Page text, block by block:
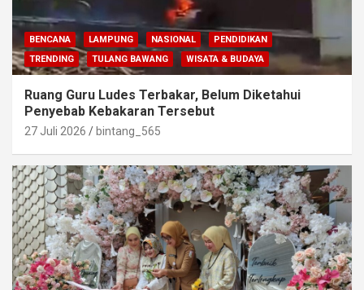
BENCANA LAMPUNG NASIONAL
PENDIDIKAN
TRENDING
TULANG BAWANG WISATA & BUDAYA
Ruang Guru Ludes Terbakar, Belum Diketahui
Penyebab Kebakaran Tersebut
27 Juli 2026 bintang_565